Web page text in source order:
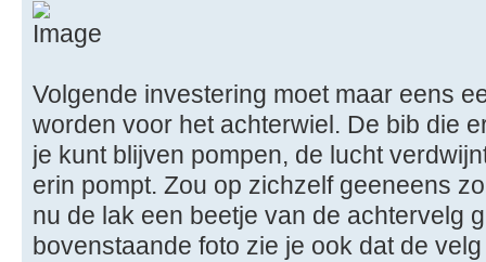
Volgende investering moet maar eens
worden voor het achterwiel. De bib die
je kunt blijven pompen, de lucht
erin pompt. Zou op zichzelf geeneens
nu de lak een beetje van de achtervelg
bovenstaande foto zie je ook dat de